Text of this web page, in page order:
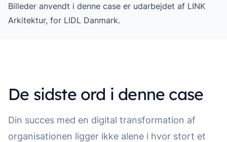
Billeder anvendt i denne case er udarbejdet af LINK
Arkitektur, for LIDL Danmark.
De sidste ord i denne case
Din succes med en digital transformation af
organisationen ligger ikke alene i hvor stort et